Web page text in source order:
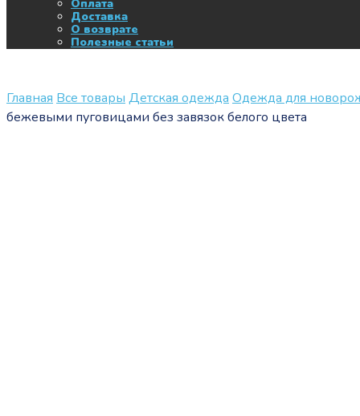
Оплата
Доставка
О возврате
Полезные статьи
Главная Все товары Детская одежда Одежда для
бежевыми пуговицами без завязок белого цвета